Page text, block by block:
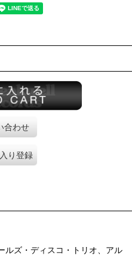
合わせ
り登録
ズ・ディスコ・トリオ、アル